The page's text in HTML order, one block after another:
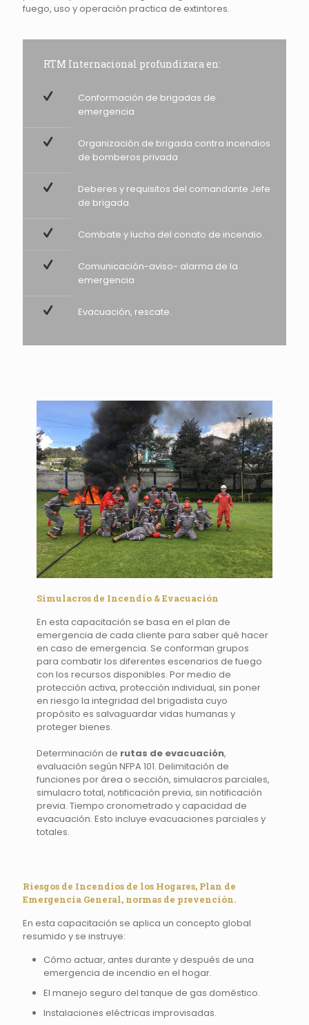
fuego, uso y operación practica de extintores.
RTM Internacional profundizara en:
Conformación de brigadas de
emergencia
Organización de brigada contra incendios
de bomberos privada
Deberes y requisitos del comandante Jefe
de brigada.
Combate y lucha del conato de incendio.
Comunicación-aviso- alarma de la
emergencia
Evacuación, rescate.
Simulacros de Incendio & Evacuación
En esta capacitación se basa en el plan de
emergencia de cada cliente para saber qué hacer
en caso de emergencia. Se conforman grupos
para combatir los diferentes escenarios de fuego
con los recursos disponibles. Por medio de
protección activa, protección individual, sin poner
en riesgo la integridad del brigadista cuyo
propósito es salvaguardar vidas humanas y
proteger bienes.
Determinación de rutas de evacuación,
evaluación según NFPA 101. Delimitación de
funciones por área o sección, simulacros parciales,
simulacro total, notificación previa, sin notificación
previa. Tiempo cronometrado y capacidad de
evacuación. Esto incluye evacuaciones parciales y
totales.
Riesgos de Incendios de los Hogares, Plan de
Emergencia General, normas de prevención.
En esta capacitación se aplica un concepto global
resumido y se instruye:
Cómo actuar, antes durante y después de una
emergencia de incendio en el hogar.
El manejo seguro del tanque de gas doméstico.
Instalaciones eléctricas improvisadas.